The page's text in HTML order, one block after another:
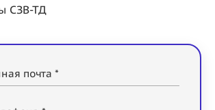
СЗВ-ТД
почта *